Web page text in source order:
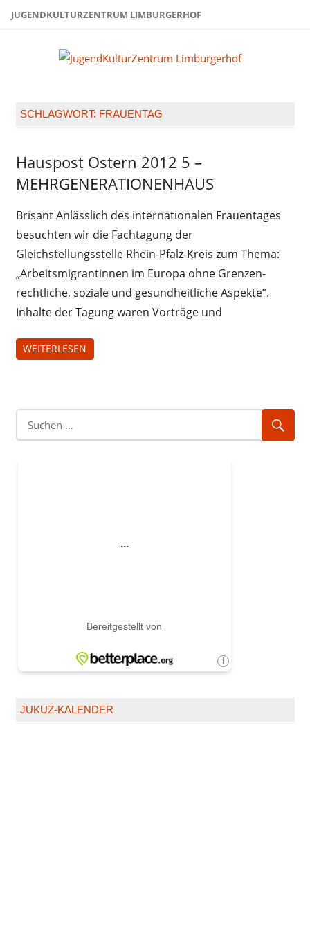
ZumJUGENDKULTURZENTRUM LIMBURGERHOF
SCHLAGWORT: FRAUENTAG
Hauspost
Ostern-
2012
Hauspost Ostern 2012 5 –
MEHRGENERATIONENHAUS
Brisant Anlässlich des internationalen Frauentages
besuchten wir die Fachtagung der
Gleichstellungsstelle Rhein-Pfalz-Kreis zum Thema:
„Arbeitsmigrantinnen im Europa ohne Grenzen-
rechtliche, soziale und gesundheitliche Aspekte”.
Inhalte der Tagung waren Vorträge und
WEITERLESEN
JUKUZ-KALENDER